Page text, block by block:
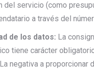
del servicio (como
a través del
de los datos: La
tiene carácter
negativa a